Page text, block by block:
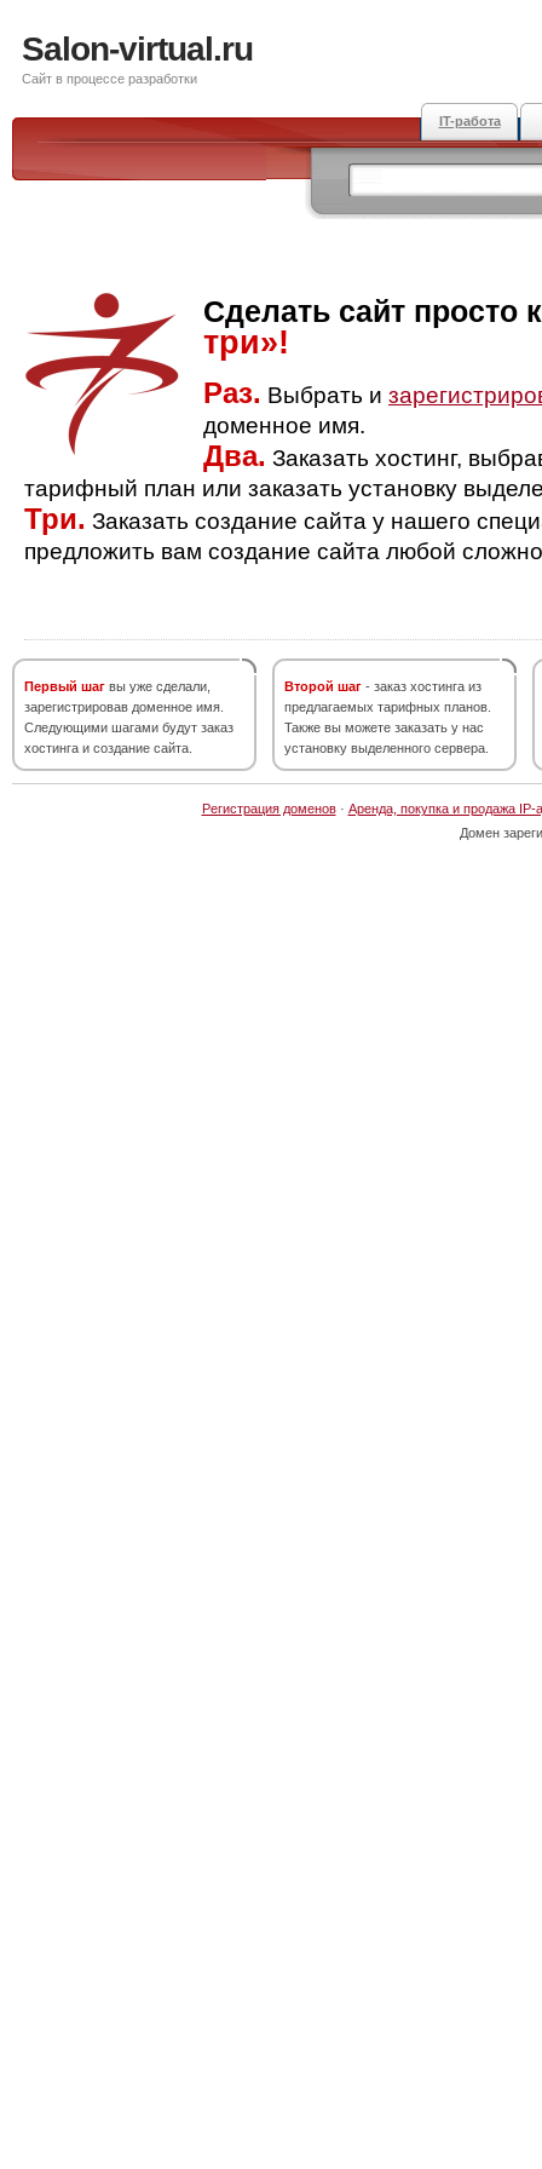
Salon-virtual.ru
Сайт в процессе разработки
IT-работа
Сделать сайт просто
три»!
Раз. Выбрать и
доменное имя.
Два. Заказать хостинг,
тарифный план или заказать установку
Три. Заказать создание сайта у нашего
предложить вам создание сайта любой
Первый шаг вы уже сделали,
зарегистрировав доменное имя.
Следующими шагами будут заказ
хостинга и создание сайта.
Второй шаг - заказ хостинга из
предлагаемых тарифных планов.
Также вы можете заказать у нас
установку выделенного сервера.
Регистрация доменов· Аренда, покупка и продажа IP-
Домен